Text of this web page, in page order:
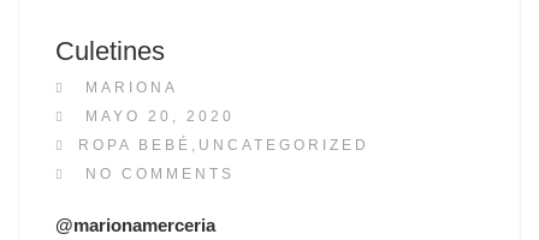
Culetines
MARIONA
P
O
S
E
MAYO 20, 2020
ROPA BEBÉ , UNCATEGORIZED
NO COMMENTS
@marionamerceria